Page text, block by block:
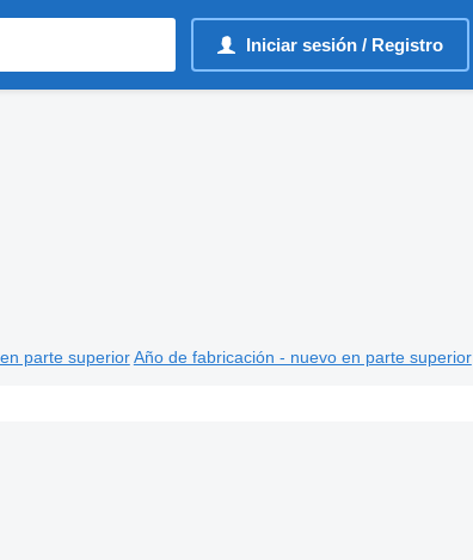
Iniciar sesión / Registro
parte superior Año de fabricación - nuevo en parte superior